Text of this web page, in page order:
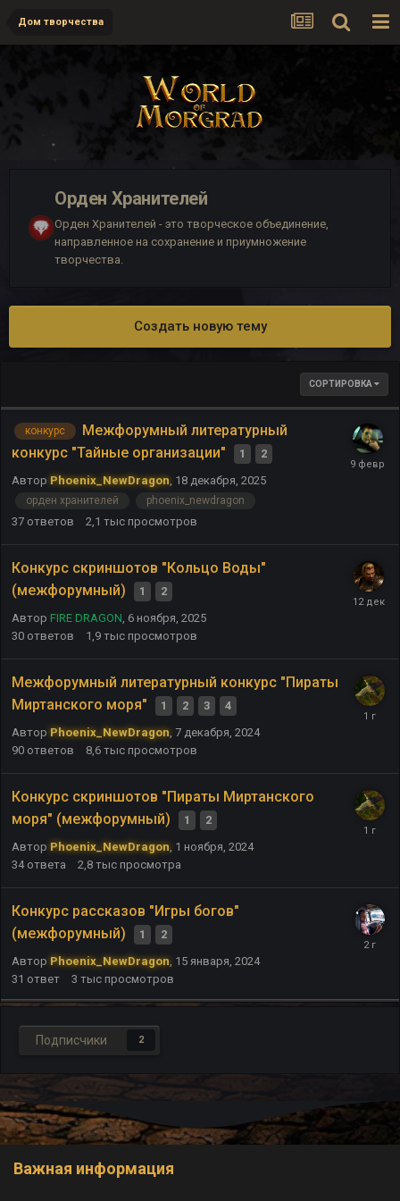
Дом творчества
Орден Хранителей
Орден Хранителей - это творческое объединение,
направленное на сохранение и приумножение
творчества.
Создать новую тему
СОРТИРОВКА
конкурс
Межфорумный литературный
конкурс "Тайные организации"
1
2
Автор Phoenix_NewDragon 18 декабря, 2025
орден хранителей phoenix_newdragon
37 ответов 2,1 тыс просмотров
Конкурс скриншотов "Кольцо Воды"
(межфорумный)
1
2
Автор FIRE DRAGON 6 ноября, 2025
30 ответов 1,9 тыс просмотров
Межфорумный литературный конкурс "Пираты
Миртанского моря"
1 2 3
4
Автор Phoenix_NewDragon 7 декабря, 2024
90 ответов 8,6 тыс просмотров
Конкурс скриншотов "Пираты Миртанского
моря" (межфорумный)
1
2
Автор Phoenix_NewDragon 1 ноября, 2024
34 ответа 2,8 тыс просмотра
Конкурс рассказов "Игры богов"
(межфорумный)
1
2
Автор Phoenix_NewDragon 15 января, 2024
31 ответ 3 тыс просмотров
Подписчики 2
Важная информация